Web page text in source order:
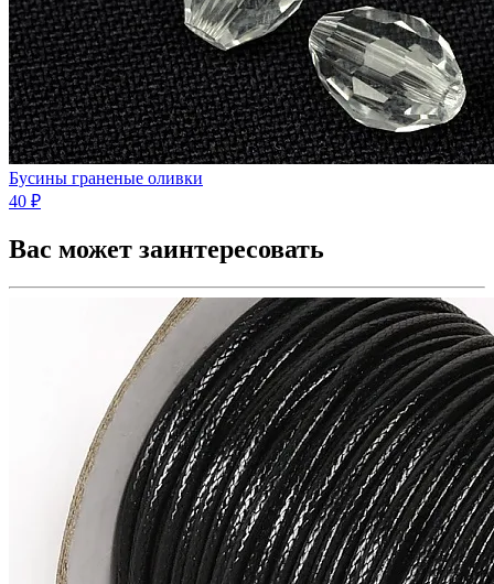
Бусины граненые оливки
40 ₽
Вас может заинтересовать